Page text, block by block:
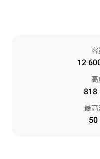
容
12
高
818
最高
50